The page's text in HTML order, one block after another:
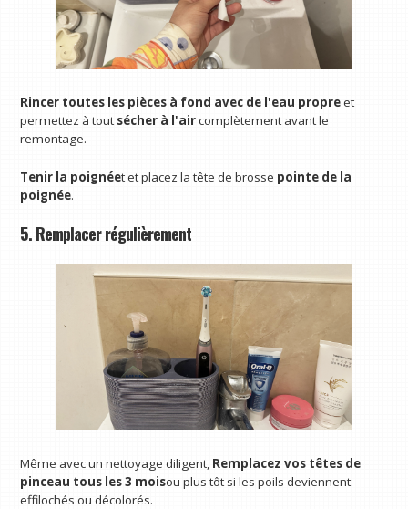
Rincer toutes les pièces à fond avec de l'eau propreet
permettez à tout sécher à l'aircomplètement avant le
remontage.
Tenir la poignéet et placez la tête de brosse pointe de la
poignée.
5. Remplacer régulièrement
Même avec un nettoyage diligent, Remplacez vos têtes de
pinceau tous les 3 moisou plus tôt si les poils deviennent
effilochés ou décolorés.